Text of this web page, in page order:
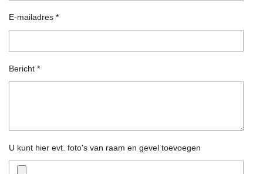
E-mailadres *
Bericht *
U kunt hier evt. foto's van raam en gevel toevoegen